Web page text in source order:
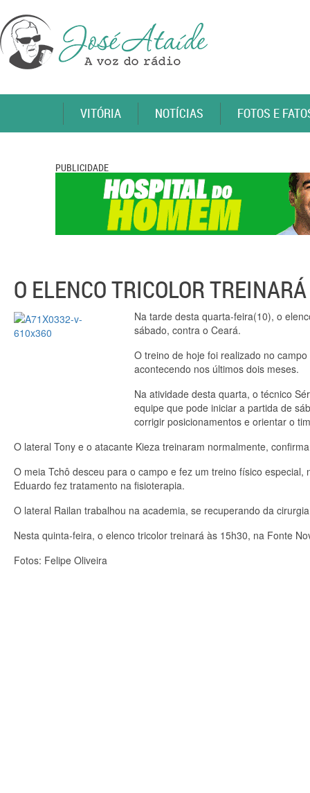
VITÓRIA NOTÍCIAS FOTOS E
PUBLICIDADE
O ELENCO TRICOLOR TREINARÁ
Na tarde desta quarta-feira(10), o
sábado, contra o Ceará.
O treino de hoje foi realizado no
acontecendo nos últimos dois meses.
Na atividade desta quarta, o técnico
equipe que pode iniciar a partida de
corrigir posicionamentos e orientar o
O lateral Tony e o atacante Kieza treinaram normalmente,
O meia Tchô desceu para o campo e fez um treino físico
Eduardo fez tratamento na fisioterapia.
O lateral Railan trabalhou na academia, se recuperando da
Nesta quinta-feira, o elenco tricolor treinará às 15h30, na Fonte
Fotos: Felipe Oliveira